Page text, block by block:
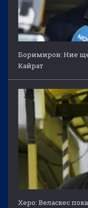
Боримиров: Ние
Кайрат
Херо: Веласкес